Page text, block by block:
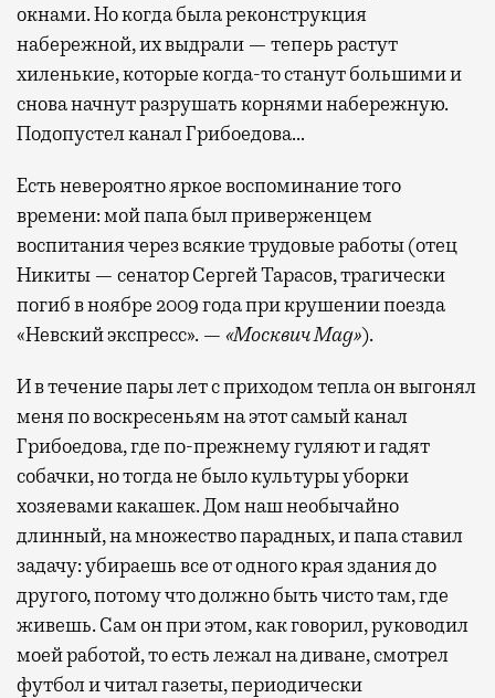
окнами. Но когда была реконструкция
набережной, их выдрали — теперь растут
хиленькие, которые когда-то станут большими и
снова начнут разрушать корнями набережную.
Подопустел канал Грибоедова…
Есть невероятно яркое воспоминание того
времени: мой папа был приверженцем
воспитания через всякие трудовые работы (отец
Никиты — сенатор Сергей Тарасов, трагически
погиб в ноябре 2009 года при крушении поезда
«Невский экспресс». — «Москвич Mag»).
И в течение пары лет с приходом тепла он выгонял
меня по воскресеньям на этот самый канал
Грибоедова, где по-прежнему гуляют и гадят
собачки, но тогда не было культуры уборки
хозяевами какашек. Дом наш необычайно
длинный, на множество парадных, и папа ставил
задачу: убираешь все от одного края здания до
другого, потому что должно быть чисто там, где
живешь. Сам он при этом, как говорил, руководил
моей работой, то есть лежал на диване, смотрел
футбол и читал газеты, периодически